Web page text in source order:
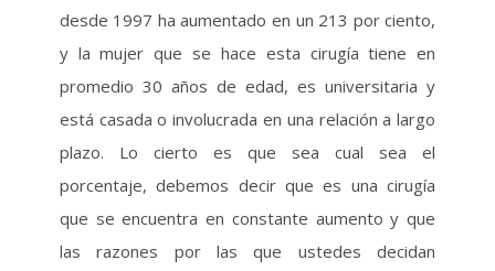
desde 1997 ha aumentado en un 213 por ciento,
y la mujer que se hace esta cirugía tiene en
promedio 30 años de edad, es universitaria y
está casada o involucrada en una relación a largo
plazo. Lo cierto es que sea cual sea el
porcentaje, debemos decir que es una cirugía
que se encuentra en constante aumento y que
las razones por las que ustedes decidan